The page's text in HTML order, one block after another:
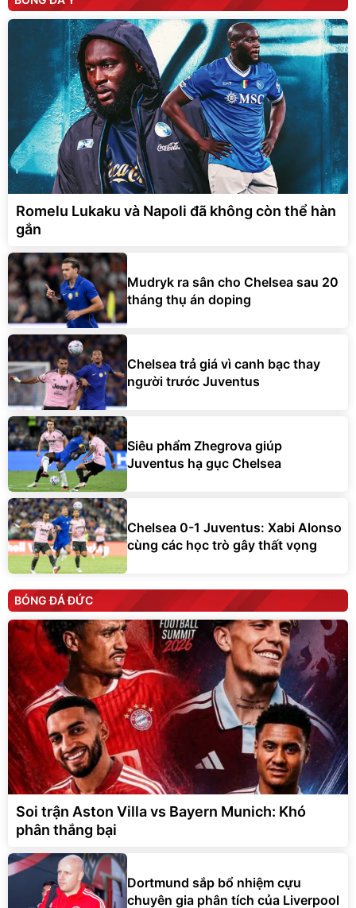
Romelu Lukaku và Napoli đã không còn thể hàn
gắn
Mudryk ra sân cho Chelsea sau 20
tháng thụ án doping
Chelsea trả giá vì canh bạc thay
người trước Juventus
Siêu phẩm Zhegrova giúp
Juventus hạ gục Chelsea
Chelsea 0-1 Juventus: Xabi Alonso
cùng các học trò gây thất vọng
BÓNG ĐÁ ĐỨC
Soi trận Aston Villa vs Bayern Munich: Khó
phân thắng bại
Dortmund sắp bổ nhiệm cựu
chuyên gia phân tích của Liverpool